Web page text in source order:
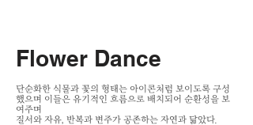
Flower Dance
단순화한 식물과 꽃의 형태는 아이콘처럼 보이도록 구성
했으며 이들은 유기적인 흐름으로 배치되어 순환성을 보
여주며
질서와 자유, 반복과 변주가 공존하는 자연과 닮았다.